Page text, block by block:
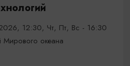
12:30, Чт, Пт, Вс - 16:30
Мирового океана